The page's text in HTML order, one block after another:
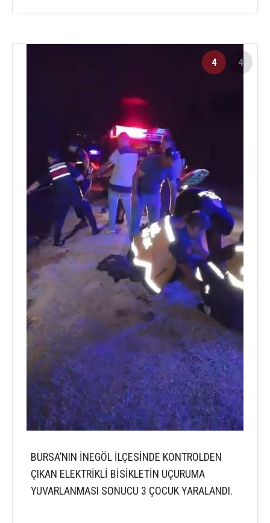
4 4
BURSA’NIN İNEGÖL İLÇESİNDE KONTROLDEN
ÇIKAN ELEKTRİKLİ BİSİKLETİN UÇURUMA
YUVARLANMASI SONUCU 3 ÇOCUK YARALANDI.